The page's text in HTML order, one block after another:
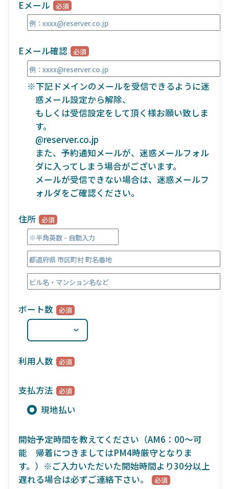
Eメール
Eメール確認
※下記ドメインのメールを受信できるように迷
惑メール設定から解除、
もしくは受信設定をして頂く様お願い致しま
す。
@reserver.co.jp
また、予約通知メールが、迷惑メールフォル
ダに入ってしまう場合がございます。
メールが受信できない場合は、迷惑メールフ
ォルダをご確認ください。
住所
ボート数
利用人数
支払方法
現地払い
開始予定時間を教えてください（AM6：00～可
能 帰着につきましてはPM4時厳守となりま
す。）※ご入力いただいた開始時間より30分以上
遅れる場合は必ずご連絡下さい。